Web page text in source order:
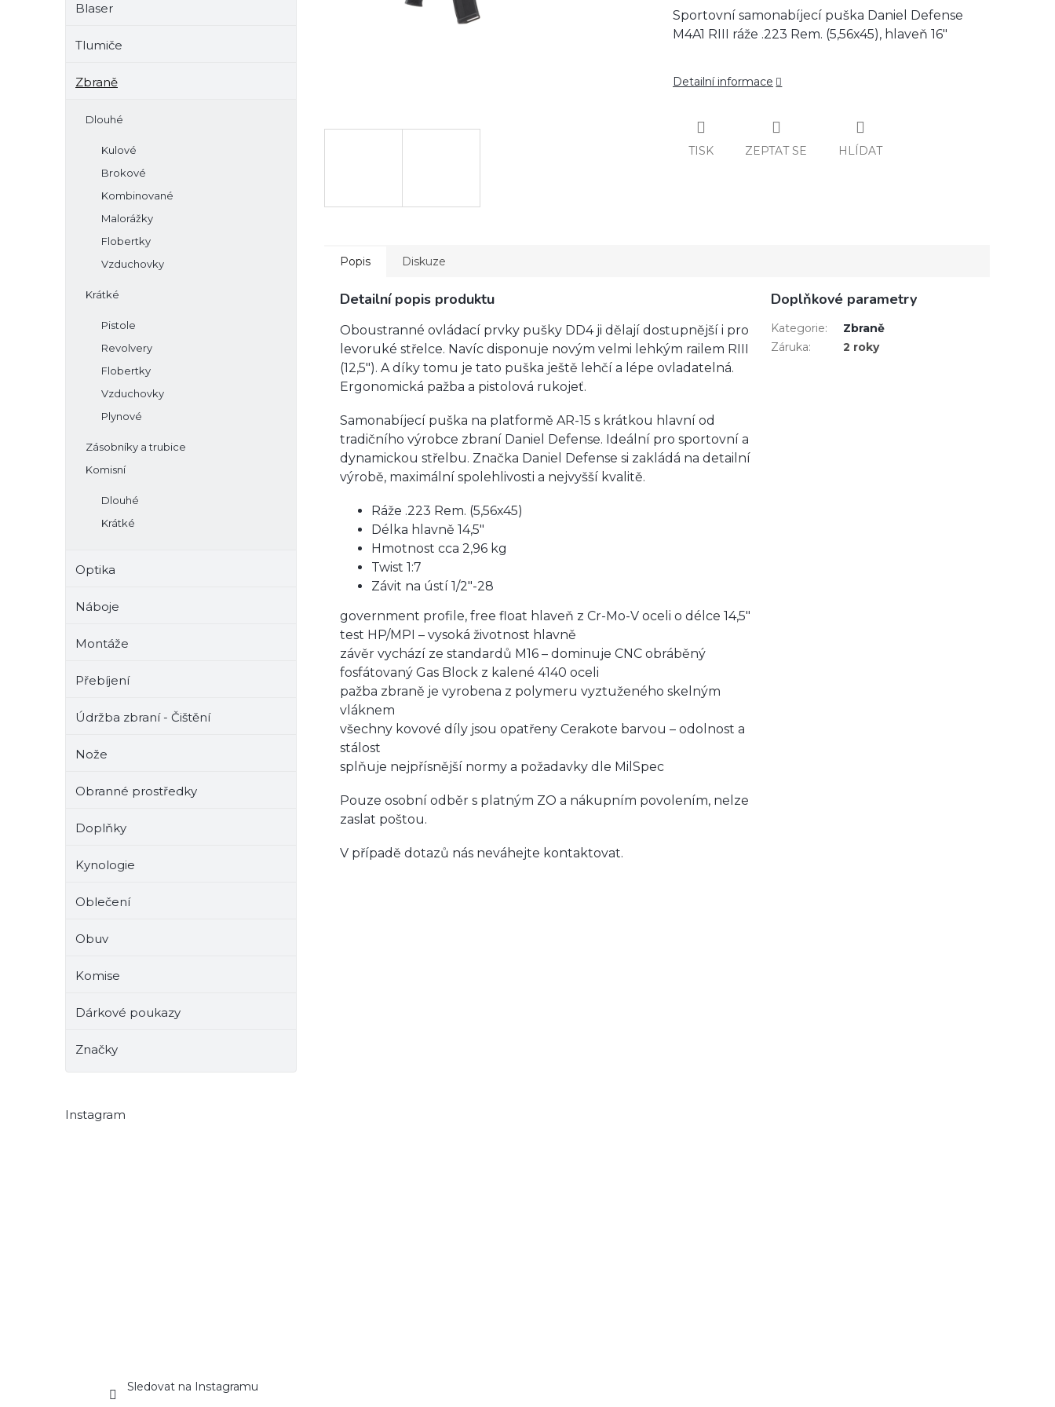
Blaser
Tlumiče
Zbraně
Dlouhé
Kulové
Brokové
Kombinované
Malorážky
Flobertky
Vzduchovky
Krátké
Pistole
Revolvery
Flobertky
Vzduchovky
Plynové
Zásobníky a trubice
Komisní
Dlouhé
Krátké
Optika
Náboje
Montáže
Přebíjení
Údržba zbraní - Čištění
Nože
Obranné prostředky
Doplňky
Kynologie
Oblečení
Obuv
Komise
Dárkové poukazy
Značky
Instagram
Sledovat na Instagramu
Sportovní samonabíjecí puška Daniel Defense
M4A1 RIII ráže .223 Rem. (5,56x45), hlaveň 16"
Detailní informace
TISK ZEPTAT SE HLÍDAT
Popis Diskuze
Detailní popis produktu
Oboustranné ovládací prvky pušky DD4 ji dělají dostupnější i pro
levoruké střelce. Navíc disponuje novým velmi lehkým railem RIII
(12,5″). A díky tomu je tato puška ještě lehčí a lépe ovladatelná.
Ergonomická pažba a pistolová rukojeť.
Samonabíjecí puška na platformě AR-15 s krátkou hlavní od
tradičního výrobce zbraní Daniel Defense. Ideální pro sportovní a
dynamickou střelbu. Značka Daniel Defense si zakládá na detailní
výrobě, maximální spolehlivosti a nejvyšší kvalitě.
Ráže .223 Rem. (5,56x45)
Délka hlavně 14,5″
Hmotnost cca 2,96 kg
Twist 1:7
Závit na ústí 1/2"-28
government profile, free float hlaveň z Cr-Mo-V oceli o délce 14,5″
test HP/MPI – vysoká životnost hlavně
závěr vychází ze standardů M16 – dominuje CNC obráběný
fosfátovaný Gas Block z kalené 4140 oceli
pažba zbraně je vyrobena z polymeru vyztuženého skelným
vláknem
všechny kovové díly jsou opatřeny Cerakote barvou – odolnost a
stálost
splňuje nejpřísnější normy a požadavky dle MilSpec
Pouze osobní odběr s platným ZO a nákupním povolením, nelze
zaslat poštou.
V případě dotazů nás neváhejte kontaktovat.
Doplňkové parametry
Kategorie:
Zbraně
Záruka: 2 roky